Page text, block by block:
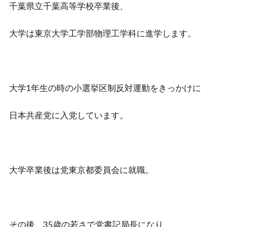
千葉県立千葉高等学校卒業後、
大学は東京大学工学部物理工学科に進学します。
大学1年生の時の小選挙区制反対運動をきっかけに
日本共産党に入党しています。
大学卒業後は党東京都委員会に就職。
その後、35歳の若さで党書記局長になり